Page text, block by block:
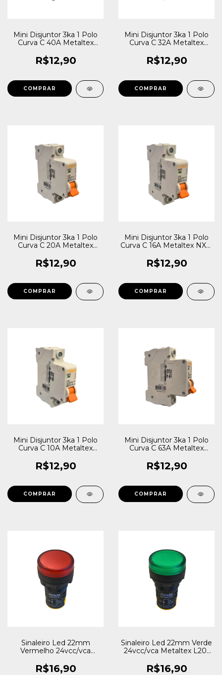
Mini Disjuntor 3ka 1 Polo
Curva C 40A Metaltex
R$12,90
Mini Disjuntor 3ka 1 Polo
Curva C 32A Metaltex
R$12,90
Mini Disjuntor 3ka 1 Polo
Curva C 20A Metaltex
R$12,90
Mini Disjuntor 3ka 1 Polo
Curva C 16A Metaltex NX3-
R$12,90
Mini Disjuntor 3ka 1 Polo
Curva C 10A Metaltex
R$12,90
Mini Disjuntor 3ka 1 Polo
Curva C 63A Metaltex
R$12,90
Sinaleiro Led 22mm
Vermelho 24vcc/vca
R$16,90
Sinaleiro Led 22mm Verde
24vcc/vca Metaltex L20-
R$16,90